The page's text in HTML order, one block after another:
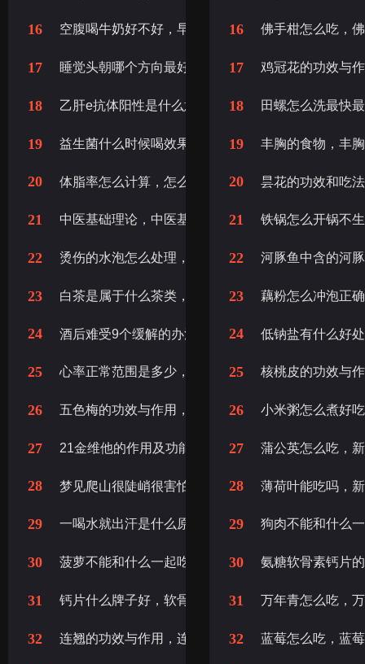
16 空腹喝牛奶好不好，早上空腹喝牛奶好不好?
17 睡觉头朝哪个方向最好，晚上睡觉头朝哪个方向最
18 乙肝e抗体阳性是什么意思，乙肝e抗体阳性意思
19 益生菌什么时候喝效果最佳，益生菌什么时候吃最
20 体脂率怎么计算，怎么计算体脂率
21 中医基础理论，中医基础理论笔记，中医基础理论教
22 烫伤的水泡怎么处理，烫伤后的水泡怎么处理
23 白茶是属于什么茶类，白茶是什么茶类
24 酒后难受9个缓解的办法，酒后头疼怎么缓解，喝酒
25 心率正常范围是多少，心率正常值范围是多少，正常
26 五色梅的功效与作用，五色梅根的功效与作用
27 21金维他的作用及功能主治，21金维他作用，21金
28 梦见爬山很陡峭很害怕，梦见爬山很陡峭最终到达目
29 一喝水就出汗是什么原因 女，一喝水就出汗是什么原
30 菠萝不能和什么一起吃，吃完菠萝蜜千万别碰5种食
31 钙片什么牌子好，软骨素氨糖钙片什么牌子的好，什
32 连翘的功效与作用，连翘的作用与功效
16 佛手柑怎么吃，
17 鸡冠花的功效与
18 田螺怎么洗最快
19 丰胸的食物，丰
20 昙花的功效和吃
21 铁锅怎么开锅不
22 河豚鱼中含的河
23 藕粉怎么冲泡正
24 低钠盐有什么好
25 核桃皮的功效与
26 小米粥怎么煮好
27 蒲公英怎么吃，
28 薄荷叶能吃吗，
29 狗肉不能和什么
30 氨糖软骨素钙片
31 万年青怎么吃，
32 蓝莓怎么吃，蓝